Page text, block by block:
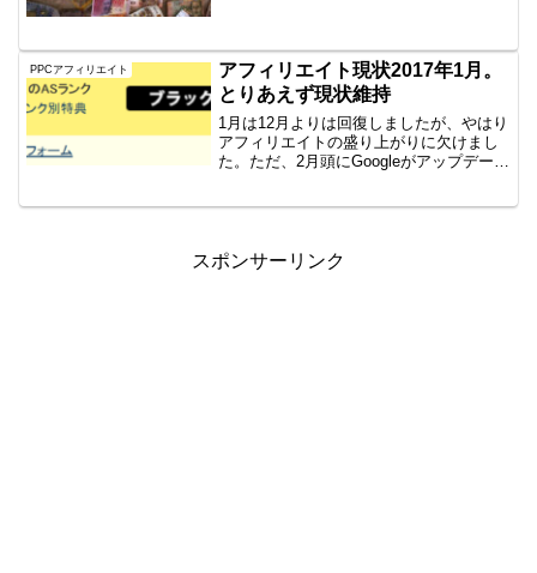
れは優秀です。しかしながら広告費がか
かり、微妙な赤字です。...
PPCアフィリエイト
アフィリエイト現状2017年1月。
とりあえず現状維持
1月は12月よりは回復しましたが、やはり
アフィリエイトの盛り上がりに欠けまし
た。ただ、2月頭にGoogleがアップデート
スポンサーリンク